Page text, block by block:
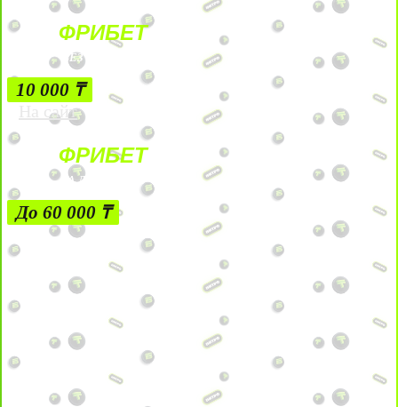
ФРИБЕТ
БЕЗ УСЛОВИЙ
10 000 ₸
На сайт
ФРИБЕТ
ЗА ДЕПОЗИТЫ
До 60 000 ₸